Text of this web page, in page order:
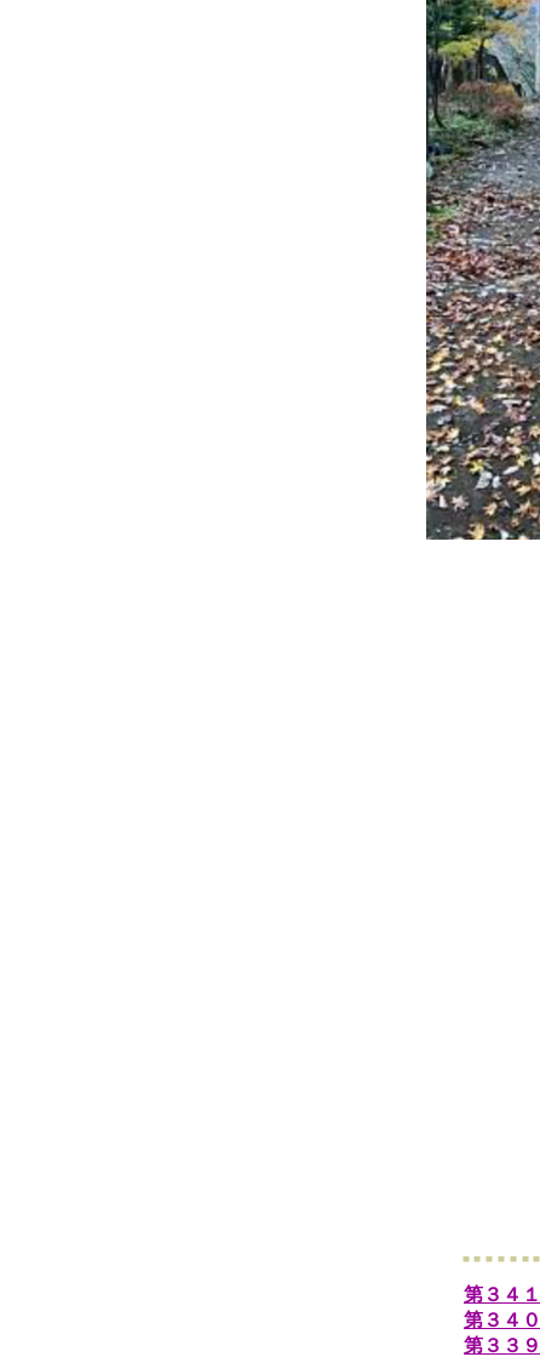
第３４
第３４
第３３